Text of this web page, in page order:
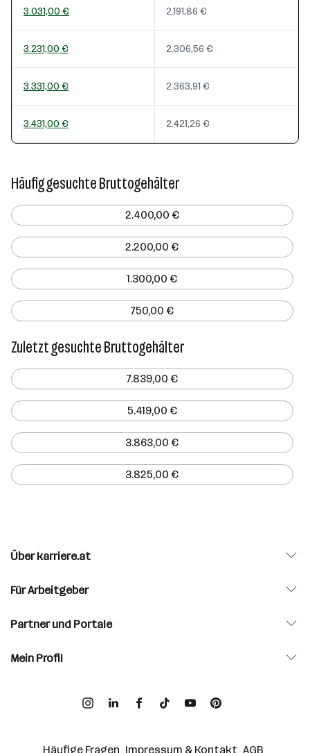
3.031,00 € 2.191,86 €
3.231,00 € 2.306,56 €
3.331,00 € 2.363,91 €
3.431,00 € 2.421,26 €
Häufig gesuchte Bruttogehälter
2.400,00 €
2.200,00 €
1.300,00 €
750,00 €
Zuletzt gesuchte Bruttogehälter
7.839,00 €
5.419,00 €
3.863,00 €
3.825,00 €
Über karriere.at
Für Arbeitgeber
Partner und Portale
Mein Profil
Häufige Fragen Impressum & Kontakt AGB